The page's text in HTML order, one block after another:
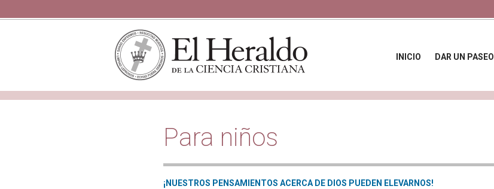
INICIO DAR UN PASEO
Para niños
¡NUESTROS PENSAMIENTOS ACERCA DE DIOS PUEDEN ELEVARNOS!